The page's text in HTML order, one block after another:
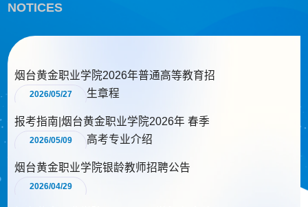
NOTICES
烟台黄金职业学院2026年普通高等教育招
生章程
2026/05/27
报考指南|烟台黄金职业学院2026年 春季
高考专业介绍
2026/05/09
烟台黄金职业学院银龄教师招聘公告
2026/04/29